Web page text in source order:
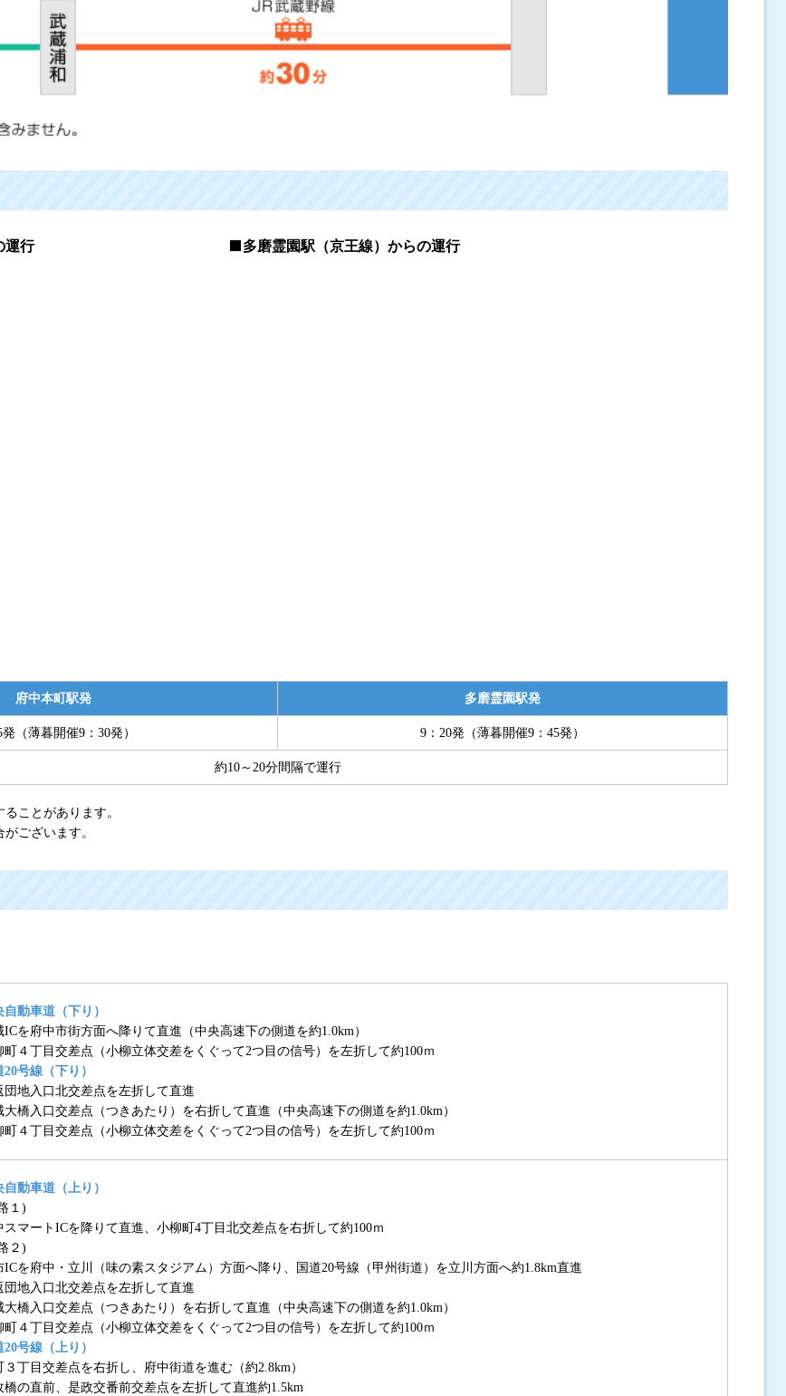
運行 多磨霊園駅（京王線）からの運行
府中本町駅発 多磨霊園駅発
（薄暮開催9：30発） 9：20発（薄暮開催9：45発）
約10～20分間隔で運行
ことがあります。
ございます。
自動車道（下り）
ICを府中市街方面へ降りて直進（中央高速下の側道を約1.0km）
町４丁目交差点（小柳立体交差をくぐって2つ目の信号）を左折して約100ｍ
20号線（下り）
団地入口北交差点を左折して直進
大橋入口交差点（つきあたり）を右折して直進（中央高速下の側道を約1.0km）
町４丁目交差点（小柳立体交差をくぐって2つ目の信号）を左折して約100ｍ
自動車道（上り）
１)
スマートICを降りて直進、小柳町4丁目北交差点を右折して約100ｍ
２)
ICを府中・立川（味の素スタジアム）方面へ降り、国道20号線（甲州街道）を立川方面へ約1.8km直進
団地入口北交差点を左折して直進
大橋入口交差点（つきあたり）を右折して直進（中央高速下の側道を約1.0km）
町４丁目交差点（小柳立体交差をくぐって2つ目の信号）を左折して約100ｍ
20号線（上り）
３丁目交差点を右折し、府中街道を進む（約2.8km）
橋の直前、是政交番前交差点を左折して直進約1.5km